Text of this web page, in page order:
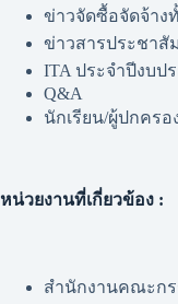
ข่าวจัดซื้อจัดจ้าง
ข่าวสารประชาสั
ITA ประจำปีงบป
Q&A
นักเรียน/ผู้ปกครอ
หน่วยงานที่เกี่ยวข้อง :
สำนักงานคณะก